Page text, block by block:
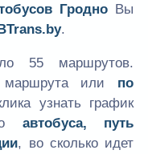
ГродноВы
.
55 маршрутов.
или по
узнать график
автобуса, путь
, во сколько идет